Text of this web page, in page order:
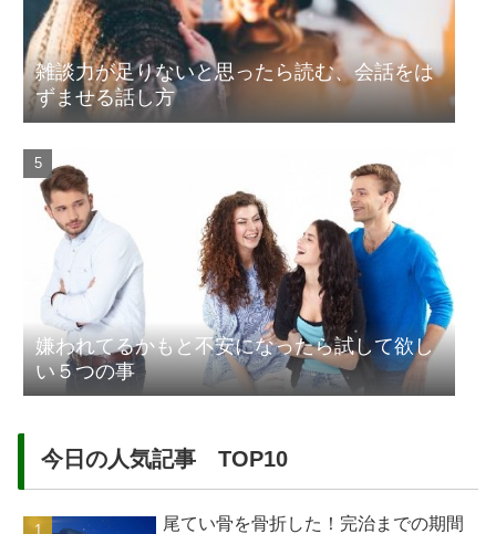
雑談力が足りないと思ったら読む、会話をは
ずませる話し方
嫌われてるかもと不安になったら試して欲し
い５つの事
今日の人気記事 TOP10
尾てい骨を骨折した！完治までの期間